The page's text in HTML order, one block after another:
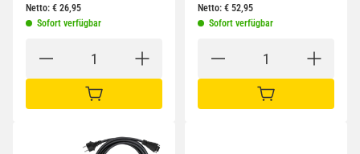
Netto: € 26,95
Sofort verfügbar
IN DEN WARENKORB
Netto: € 52,95
Sofort verfügbar
IN DEN WARENKORB